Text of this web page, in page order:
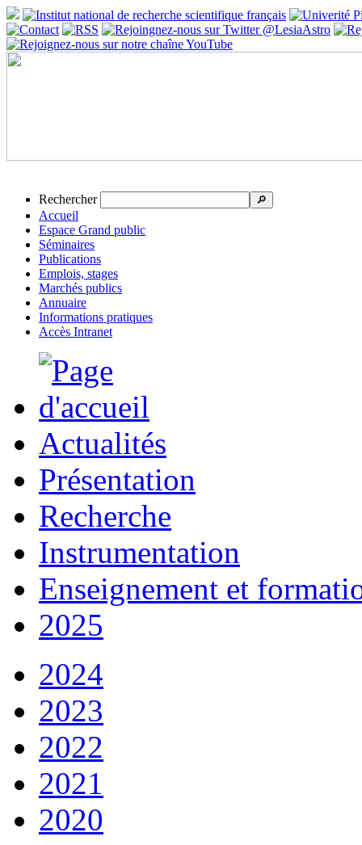
Rechercher 🔎
Accueil
Espace Grand public
Séminaires
Publications
Emplois, stages
Marchés publics
Annuaire
Informations pratiques
Accès Intranet
Actualités
Présentation
Recherche
Instrumentation
Enseignement et
2025
2024
2023
2022
2021
2020